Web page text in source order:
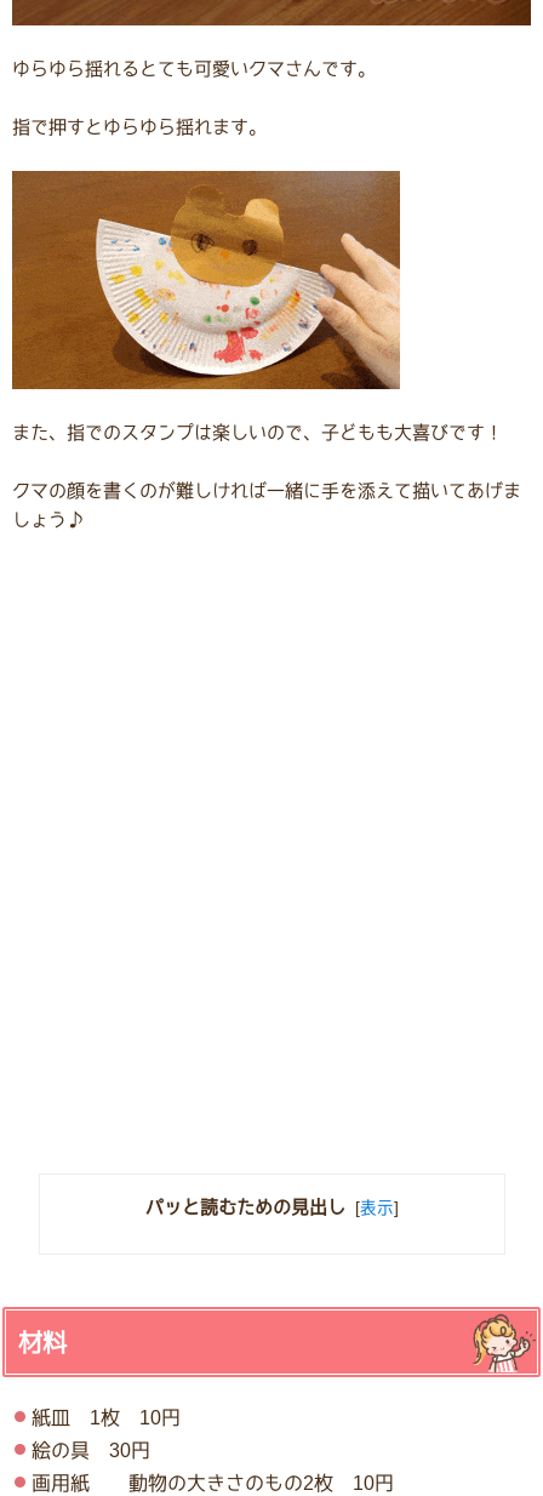
ゆらゆら揺れるとても可愛いクマさんです。
指で押すとゆらゆら揺れます。
また、指でのスタンプは楽しいので、子どもも大喜びです！
クマの顔を書くのが難しければ一緒に手を添えて描いてあげま
しょう♪
パッと読むための見出し [表示]
材料
紙皿 1枚 10円
絵の具 30円
画用紙 動物の大きさのもの2枚 10円